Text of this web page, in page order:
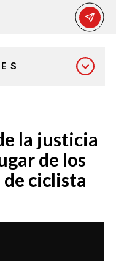
PM
la justicia
de los
ciclista